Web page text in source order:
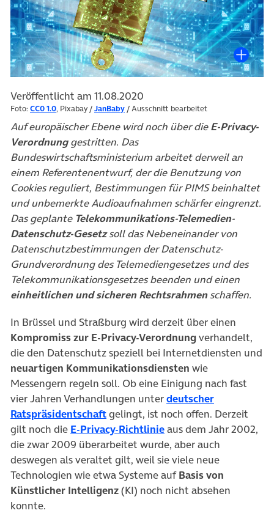
Veröffentlicht am 11.08.2020
Foto: CC0 1.0, Pixabay /JanBaby / Ausschnitt bearbeitet
Auf europäischer Ebene wird noch über dieE-Privacy-
Verordnunggestritten. Das
Bundeswirtschaftsministerium arbeitet derweil an
einem Referentenentwurf, der die Benutzung von
Cookies reguliert, Bestimmungen für PIMS beinhaltet
und unbemerkte Audioaufnahmen schärfer eingrenzt.
Das geplante Telekommunikations-Telemedien-
Datenschutz-Gesetzsoll das Nebeneinander von
Datenschutzbestimmungen der Datenschutz-
Grundverordnung des Telemediengesetzes und des
Telekommunikationsgesetzes beenden und einen
einheitlichen und sicheren Rechtsrahmenschaffen.
In Brüssel und Straßburg wird derzeit über einen
Kompromiss zur E-Privacy-Verordnung verhandelt,
die den Datenschutz speziell bei Internetdiensten und
neuartigen Kommunikationsdiensten wie
Messengern regeln soll. Ob eine Einigung nach fast
vier Jahren Verhandlungen unterdeutscher
Ratspräsidentschaft(öffnet in neuem Tab)
gelingt, ist noch offen. Derzeit
gilt noch die E-Privacy-Richtlinie(öffnet in neuem Tab)
aus dem Jahr 2002,
die zwar 2009 überarbeitet wurde, aber auch
deswegen als veraltet gilt, weil sie viele neue
Technologien wie etwa Systeme aufBasis von
Künstlicher Intelligenz(KI) noch nicht absehen
konnte.